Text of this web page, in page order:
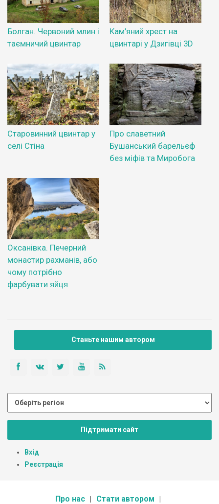
Болган. Червоний млин і
таємничий цвинтар
Кам’яний хрест на
цвинтарі у Дзигівці 3D
Старовинний цвинтар у
селі Стіна
Про славетний
Бушанський барельєф
без міфів та Миробога
Оксанівка. Печерний
монастир рахманів, або
чому потрібно
фарбувати яйця
Станьте нашим автором
Підтримати сайт
Вхід
Реєстрація
Про нас Стати автором